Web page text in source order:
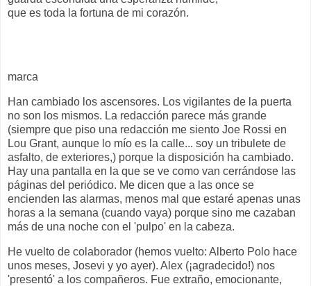
que es toda la fortuna de mi corazón.
marca
Han cambiado los ascensores. Los vigilantes de la puerta
no son los mismos. La redacción parece más grande
(siempre que piso una redacción me siento Joe Rossi en
Lou Grant, aunque lo mío es la calle... soy un tribulete de
asfalto, de exteriores,) porque la disposición ha cambiado.
Hay una pantalla en la que se ve como van cerrándose las
páginas del periódico. Me dicen que a las once se
encienden las alarmas, menos mal que estaré apenas unas
horas a la semana (cuando vaya) porque sino me cazaban
más de una noche con el 'pulpo' en la cabeza.
He vuelto de colaborador (hemos vuelto: Alberto Polo hace
unos meses, Josevi y yo ayer). Alex (¡agradecido!) nos
'presentó' a los compañeros. Fue extraño, emocionante,